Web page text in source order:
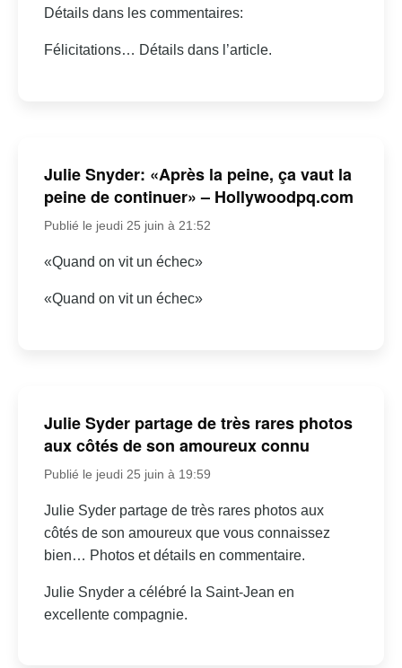
Détails dans les commentaires:
Félicitations… Détails dans l’article.
Julie Snyder: «Après la peine, ça vaut la
peine de continuer» – Hollywoodpq.com
Publié le jeudi 25 juin à 21:52
«Quand on vit un échec»
«Quand on vit un échec»
Julie Syder partage de très rares photos
aux côtés de son amoureux connu
Publié le jeudi 25 juin à 19:59
Julie Syder partage de très rares photos aux
côtés de son amoureux que vous connaissez
bien… Photos et détails en commentaire.
Julie Snyder a célébré la Saint-Jean en
excellente compagnie.